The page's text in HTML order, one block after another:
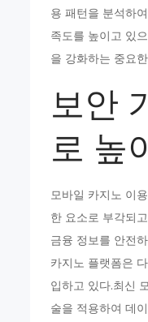
용 패턴을 분석하
족도를 높이고 있
을 강화하는 중요
보안
로 높
모바일 카지노 이
한 요소로 부각되
금융 정보를 안전
카지노 플랫폼은
입하고 있다.최신
술을 적용하여 데